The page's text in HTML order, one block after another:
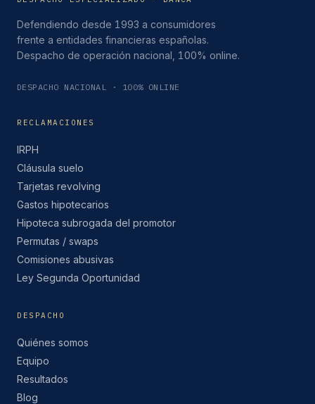
Defendiendo desde 1993 a consumidores
frente a entidades financieras españolas.
Despacho de operación nacional, 100% online.
DESPACHO NACIONAL · 100% ONLINE
RECLAMACIONES
IRPH
Cláusula suelo
Tarjetas revolving
Gastos hipotecarios
Hipoteca subrogada del promotor
Permutas / swaps
Comisiones abusivas
Ley Segunda Oportunidad
DESPACHO
Quiénes somos
Equipo
Resultados
Blog